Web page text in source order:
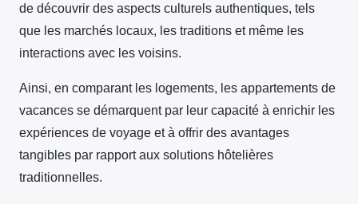
de découvrir des aspects culturels authentiques, tels
que les marchés locaux, les traditions et même les
interactions avec les voisins.
Ainsi, en comparant les logements, les appartements de
vacances se démarquent par leur capacité à enrichir les
expériences de voyage et à offrir des avantages
tangibles par rapport aux solutions hôtelières
traditionnelles.